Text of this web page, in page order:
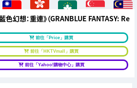
色幻想：重連》（GRANBLUE FANTASY: Re
前往「Price」購買
前往「HKTVmall」購買
前往「Yahoo!購物中心」購買